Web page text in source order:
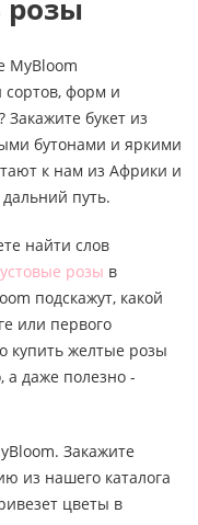
MyBloom
сортов, форм и
Закажите букет из
бутонами и яркими
к нам из Африки и
путь.
найти слов
розы в
подскажут, какой
или первого
купить желтые розы
а даже полезно -
Закажите
из нашего каталога
цветы в